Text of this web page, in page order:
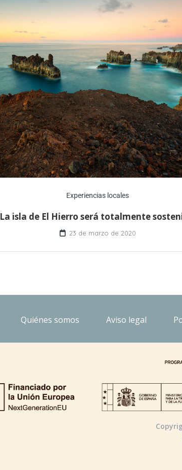
Experiencias locales
La isla de El Hierro será totalmente
23 de marzo de 2020
Quiénes somos Aviso legal